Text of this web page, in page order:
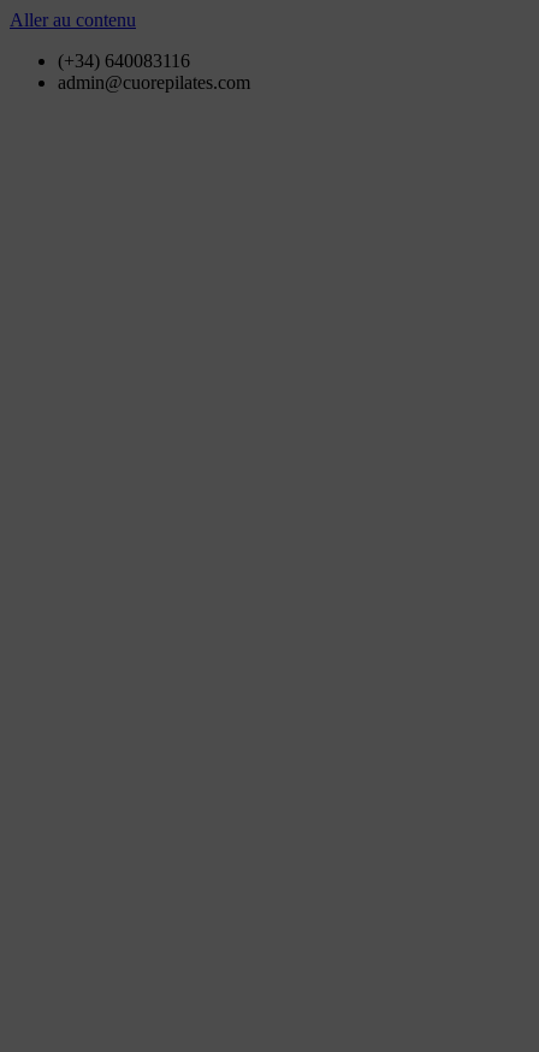
Aller au contenu
(+34) 640083116
admin@cuorepilates.com